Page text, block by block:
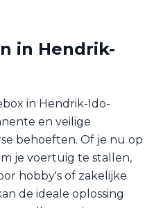
in Hendrik-
in Hendrik-Ido-
en veilige
behoeften. Of je nu op
je voertuig te stallen,
hobby's of zakelijke
de ideale oplossing